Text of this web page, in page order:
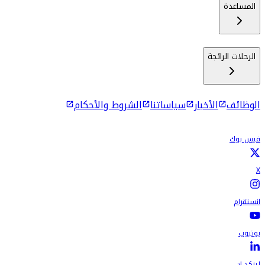
المساعدة
الرحلات الرائجة
الوظائف الأخبار سياساتنا الشروط والأحكام
فيس بوك
X
انستقرام
يوتيوب